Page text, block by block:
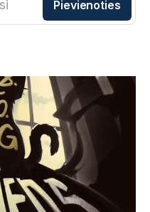
Pievienoties